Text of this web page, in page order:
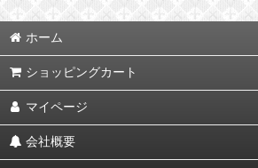
ホーム
ショッピングカート
マイページ
会社概要